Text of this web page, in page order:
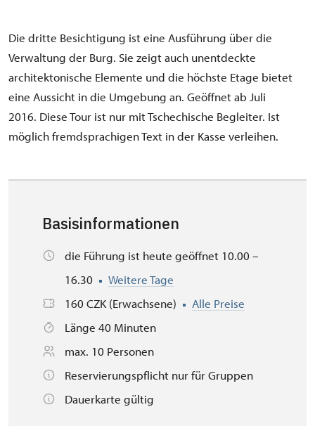
Die dritte Besichtigung ist eine Ausführung über die
Verwaltung der Burg. Sie zeigt auch unentdeckte
architektonische Elemente und die höchste Etage bietet
eine Aussicht in die Umgebung an. Geöffnet ab Juli
2016. Diese Tour ist nur mit Tschechische Begleiter. Ist
möglich fremdsprachigen Text in der Kasse verleihen.
Basisinformationen
die Führung ist heute geöffnet 10.00 –
16.30
Weitere Tage
160 CZK (Erwachsene)
Alle Preise
Länge 40 Minuten
max. 10 Personen
Reservierungspflicht nur für Gruppen
Dauerkarte gültig